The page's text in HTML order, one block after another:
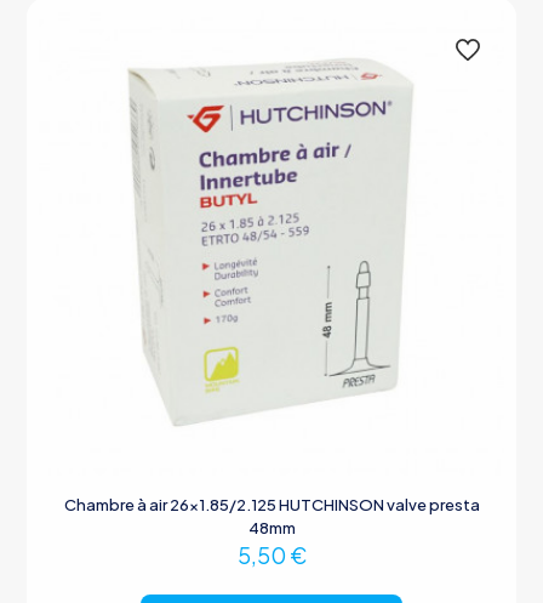
Chambre à air 26×1.85/2.125 HUTCHINSON valve presta
48mm
5,50 €